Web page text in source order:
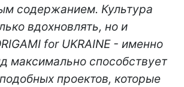
содержанием. Культура
вдохновлять, но и
for UKRAINE - именно
максимально способствует
проектов, которые